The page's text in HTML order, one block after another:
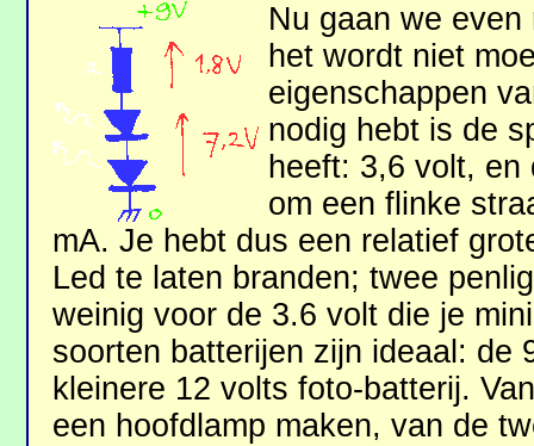
Nu gaan we
het wordt niet
eigenschappen
nodig hebt is de
heeft: 3,6 volt,
om een flinke
mA. Je hebt dus een relatief
Led te laten branden; twee
weinig voor de 3.6 volt die je
soorten batterijen zijn ideaal: de
kleinere 12 volts foto-batterij.
een hoofdlamp maken, van de